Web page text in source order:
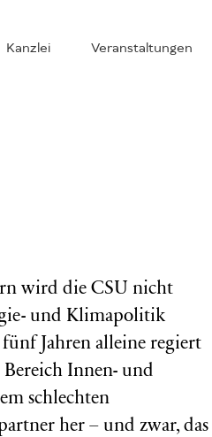
Kanzlei Veranstaltungen
wird die CSU nicht
und Klimapolitik
Jahren alleine regiert
Innen- und
schlechten
her – und zwar, das